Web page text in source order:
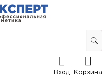
Вход Корзина